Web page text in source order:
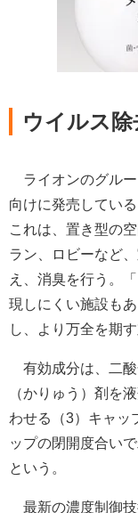
ウイルス
ライオンのグルー
向けに発売してい
これは、置き型の
ラン、ロビーなど
え、消臭を行う。
現しにくい施設も
し、より万全を期
有効成分は、二酸
（かりゅう）剤を
わせる（3）キャ
ップの閉開度合い
という。
最新の濃度制御技